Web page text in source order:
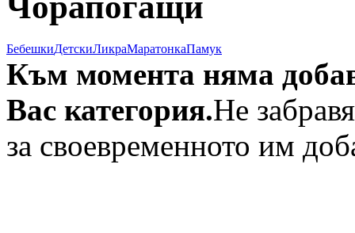
БебешкиДетскиЛикраМаратонкаПамук
Към момента няма
Вас категория.Не
за своевременното им